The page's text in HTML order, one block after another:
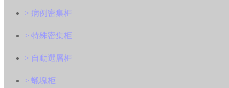
> 病例密集柜
> 特殊密集柜
> 自動選層柜
> 蠟塊柜